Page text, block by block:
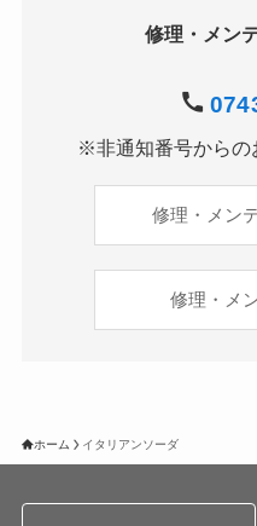
修理・メン
※非通知番号からの
修理・メン
修理・メ
ホーム イタリアンソーダ